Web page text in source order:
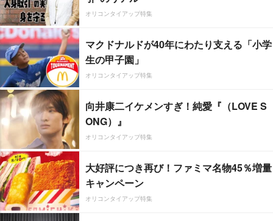
オリコンタイアップ特集
マクドナルドが40年にわたり支える「小学
生の甲子園」
オリコンタイアップ特集
向井康二イケメンすぎ！純愛『（LOVE S
ONG）』
オリコンタイアップ特集
大好評につき再び！ファミマ名物45％増量
キャンペーン
オリコンタイアップ特集